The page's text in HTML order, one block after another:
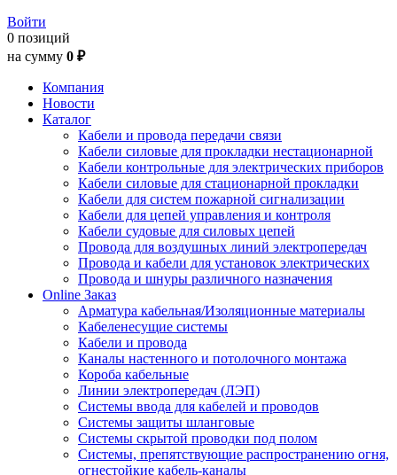
Войти
0 позиций
на сумму 0 ₽
Компания
Новости
Каталог
Кабели и провода передачи связи
Кабели силовые для прокладки нестационарной
Кабели контрольные для электрических приборов
Кабели силовые для стационарной прокладки
Кабели для систем пожарной сигнализации
Кабели для цепей управления и контроля
Кабели судовые для силовых цепей
Провода для воздушных линий электропередач
Провода и кабели для установок электрических
Провода и шнуры различного назначения
Online Заказ
Арматура кабельная/Изоляционные материалы
Кабеленесущие системы
Кабели и провода
Каналы настенного и потолочного монтажа
Короба кабельные
Линии электропередач (ЛЭП)
Системы ввода для кабелей и проводов
Системы защиты шланговые
Системы скрытой проводки под полом
Системы, препятствующие распространению огня,
огнестойкие кабель-каналы